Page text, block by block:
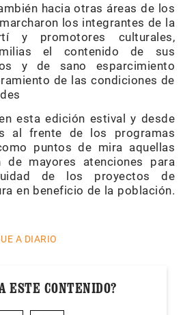
hacia otras áreas de los
los integrantes de la
y promotores culturales,
el contenido de sus
y de sano esparcimiento
de las condiciones de
esta edición estival y desde
al frente de los programas
puntos de mira aquellas
de mayores atenciones para
de los proyectos de
en beneficio de la población.
A DIARIO
ESTE CONTENIDO?